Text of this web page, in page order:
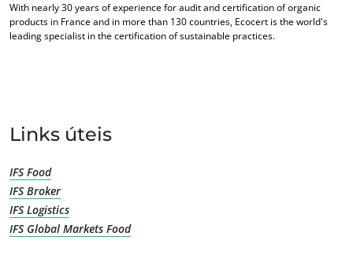
With nearly 30 years of experience for audit and certification of organic
products in France and in more than 130 countries, Ecocert is the world's
leading specialist in the certification of sustainable practices.
Links úteis
IFS Food
IFS Broker
IFS Logistics
IFS Global Markets Food